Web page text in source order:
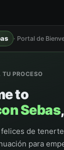
· Portal de
TU PROCESO
to
Sebas
felices de
para